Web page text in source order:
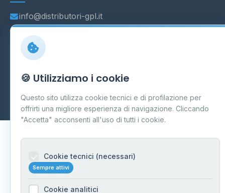
info@distributori-gpl.it
Carpi
P.IVA 03859300364
Dati forniti daMinistero delle Imprese e del Made in Italy
Aggiornamento quotidiano
🍪 Utilizziamo i cookie
Questo sito utilizza cookie tecnici e di profilazione per
offrirti una migliore esperienza di navigazione. Cliccando
"Accetta" acconsenti all'uso di tutti i cookie.
Cookie tecnici (necessari)
Sempre attivi
Cookie analitici